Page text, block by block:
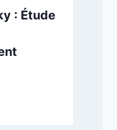
: Étude